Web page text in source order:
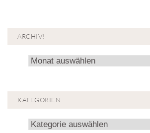
ARCHIV!
Archiv!
KATEGORIEN
Kategorien